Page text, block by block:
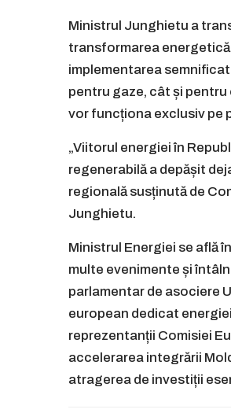
Ministrul Junghietu a
transformarea
implementarea
pentru gaze, cât și
vor funcționa exclusiv pe
„Viitorul energiei în
regenerabilă a depășit
regională susținută de
Junghietu.
Ministrul Energiei se află
multe evenimente și
parlamentar de asociere
european dedicat
reprezentanții Comisiei
accelerarea integrării
atragerea de investiții